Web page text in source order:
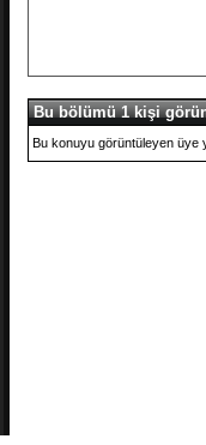
Bu bölümü 1 kişi
Bu konuyu görüntüleyen üye